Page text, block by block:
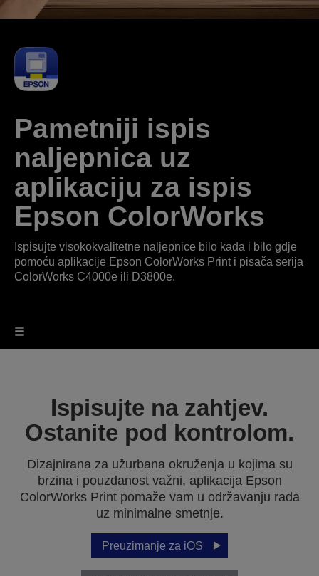
Pametniji ispis
naljepnica uz
aplikaciju za ispis
Epson ColorWorks
Ispisujte visokokvalitetne naljepnice bilo kada i bilo gdje
pomoću aplikacije Epson ColorWorks Print i pisača serija
ColorWorks C4000e ili D3800e.
Ispisujte na zahtjev.
Ostanite pod kontrolom.
Dizajnirana za užurbana okruženja u kojima su
brzina i pouzdanost važni, aplikacija Epson
ColorWorks Print pomaže vam u održavanju rada
uz minimalne smetnje.
Preuzimanje za iOS